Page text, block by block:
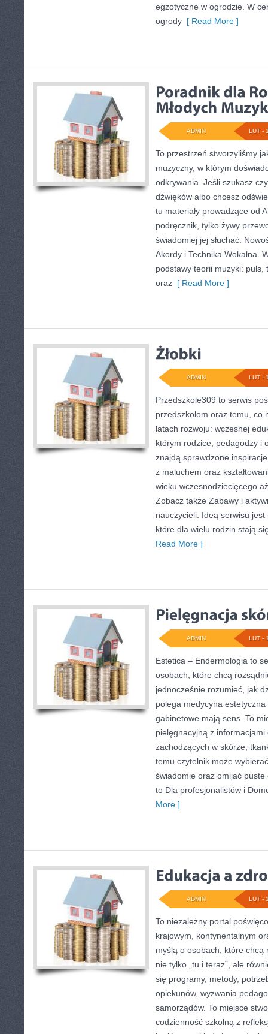
egzotyczne w ogrodzie. W
ogrody [ Read More ]
LUT -
ADMIN
To przestrzeń stworzyliśmy
muzyczny, w którym
odkrywania. Jeśli szukasz
dźwięków albo chcesz
tu materiały prowadzące od
podręcznik, tylko żywy
świadomiej jej słuchać.
Akordy i Technika Wokalna.
podstawy teorii muzyki: puls,
oraz [ Read More ]
LUT -
ADMIN
Przedszkole309 to serwis
przedszkolom oraz temu, co
latach rozwoju: wczesnej
którym rodzice, pedagodzy i
znajdą sprawdzone
z maluchem oraz
wieku wczesnodziecięcego
Zobacz także Zabawy i
nauczycieli. Ideą serwisu
które dla wielu rodzin stają
Read More ]
LUT -
ADMIN
Estetica – Endermologia to
osobach, które chcą
jednocześnie rozumieć, jak
polega medycyna
gabinetowe mają sens. To
pielęgnacyjną z informacjami
zachodzących w skórze,
temu czytelnik może
świadomie oraz omijać
to Dla profesjonalistów i
More ]
LUT -
ADMIN
To niezależny portal
krajowym, kontynentalnym
myślą o osobach, które chcą
nie tylko „tu i teraz”, ale
się programy, metody,
opiekunów, wyzwania
samorządów. To miejsce
codzienność szkolną z